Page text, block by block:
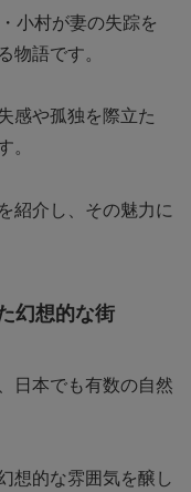
小村が妻の失踪を
物語です。
感や孤独を際立た
。
紹介し、その魅力に
幻想的な街
日本でも有数の自然
想的な雰囲気を醸し